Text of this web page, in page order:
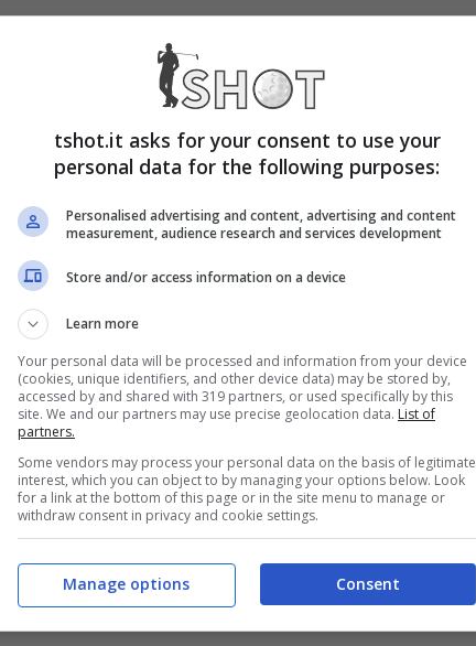
tshot.it asks for your consent to use your
personal data for the following purposes:
Personalised advertising and content, advertising and content
measurement, audience research and services development
Store and/or access information on a device
Learn more
Your personal data will be processed and information from your device
(cookies, unique identifiers, and other device data) may be stored by,
accessed by and shared with 319 partners, or used specifically by this
site. We and our partners may use precise geolocation data. List of
partners.
Some vendors may process your personal data on the basis of legitimate
interest, which you can object to by managing your options below. Look
for a link at the bottom of this page or in the site menu to manage or
withdraw consent in privacy and cookie settings.
Consent
Manage options